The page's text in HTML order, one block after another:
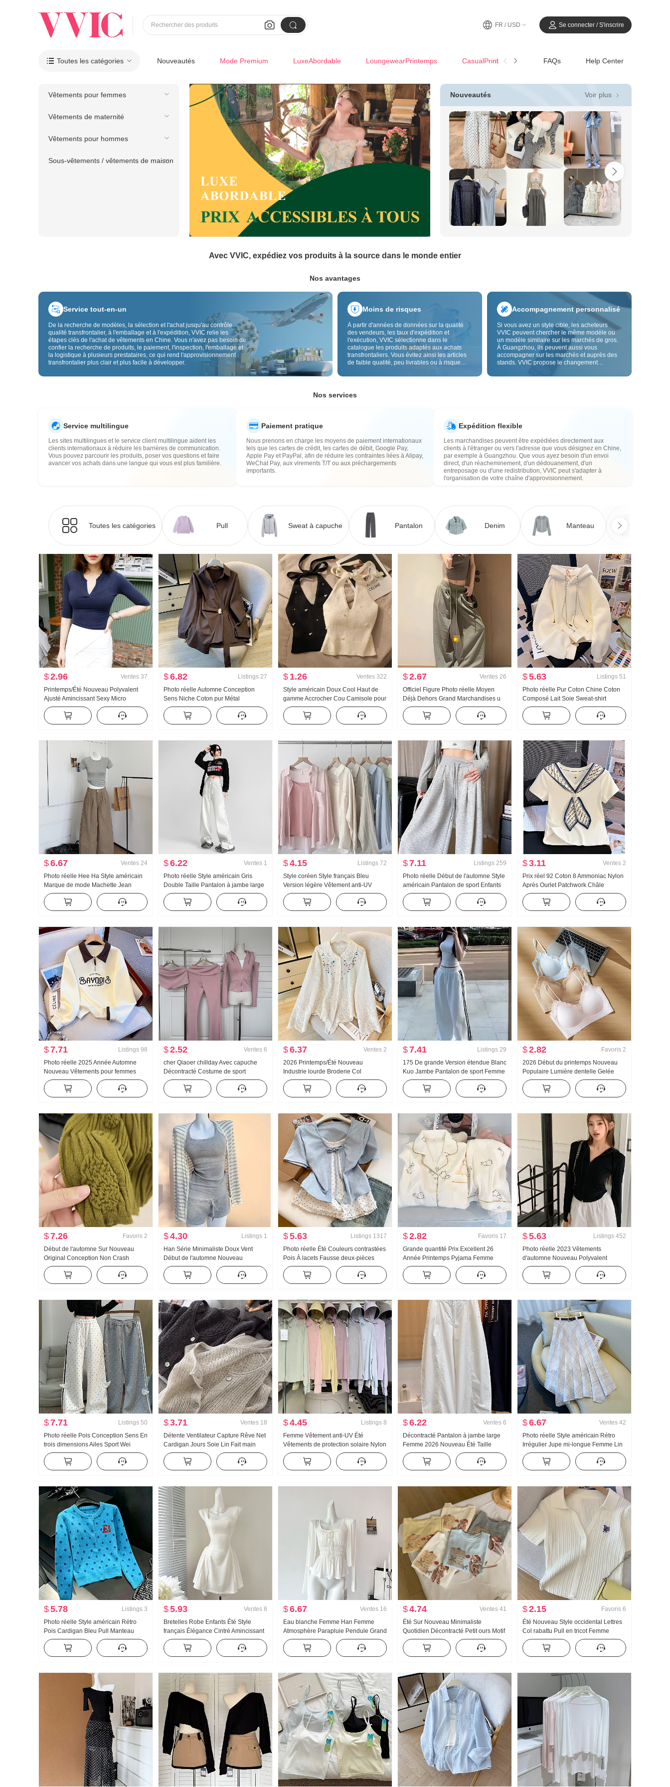
 
Rechercher des produits FR / USD Se connecter / S'inscrire
 Toutes les catégories Nouveautés Mode Premium LuxeAbordable LoungewearPrintemps CasualPrintemps-Été FAQs Help Center
Vêtements pour femmes
Vêtements de maternité
Vêtements pour hommes
Sous-vêtements / vêtements de maison
Nouveautés Voir plus 
Avec VVIC, expédiez vos produits à la source dans le monde entier
Nos avantages
Service tout-en-un
De la recherche de modèles, la sélection et l'achat jusqu'au contrôle
qualité transfrontalier, à l'emballage et à l'expédition, VVIC relie les
étapes clés de l'achat de vêtements en Chine. Vous n'avez pas besoin de
confier la recherche de produits, le paiement, l'inspection, l'emballage et
la logistique à plusieurs prestataires, ce qui rend l'approvisionnement
transfrontalier plus clair et plus facile à développer.
Moins de risques
À partir d'années de données sur la qualité
des vendeurs, les taux d'expédition et
l'exécution, VVIC sélectionne dans le
catalogue les produits adaptés aux achats
transfrontaliers. Vous évitez ainsi les articles
de faible qualité, peu livrables ou à risque
Le contrôle qualité transfrontalier et les
risques de qualité, douane et après-vente.
Accompagnement personnalisé
Si vous avez un style cible, les acheteurs
VVIC peuvent chercher le même modèle ou
un modèle similaire sur les marchés de gros.
À Guangzhou, ils peuvent aussi vous
accompagner sur les marchés et auprès des
stands. VVIC propose le changement
la personnalisation OEM par image ou
Nos services
Service multilingue
Les sites multilingues et le service client multilingue aident les
clients internationaux à réduire les barrières de communication.
Vous pouvez parcourir les produits, poser vos questions et faire
avancer vos achats dans une langue qui vous est plus familière.
Paiement pratique
Nous prenons en charge les moyens de paiement internationaux
tels que les cartes de crédit, les cartes de débit, Google Pay,
Apple Pay et PayPal, afin de réduire les contraintes liées à Alipay,
WeChat Pay, aux virements T/T ou aux préchargements
importants.
Expédition flexible
Les marchandises peuvent être expédiées directement aux
clients à l'étranger ou vers l'adresse que vous désignez en Chine,
par exemple à Guangzhou. Que vous ayez besoin d'un envoi
direct, d'un réacheminement, d'un dédouanement, d'un
entreposage ou d'une redistribution, VVIC peut s'adapter à
l'organisation de votre chaîne d'approvisionnement.
Toutes les catégories Pull Sweat à capuche Pantalon Denim Manteau
$2.96 Ventes 37
Printemps/Été Nouveau Polyvalent
Ajusté Amincissant Sexy Micro
Transparent Manches courtes T-shirt
de base Cinq points Manchon Col en
V T-shirt Stock disponible
$6.82 Listings 27
Photo réelle Automne Conception
Sens Niche Coton pur Métal
Décoration Cintré Amincissant Ample
Manches longues Chemise Top des
femmes
$ 1.26 Ventes 322
Style américain Doux Cool Haut de
gamme Accrocher Cou Camisole pour
femmes Été Port extérieur À l'intérieur
Match T-shirt de base Style pin-up
Tricoté Bandeau bustier Top
$2.67 Ventes 26
Officiel Figure Photo réelle Moyen
Déjà Dehors Grand Marchandises u
Collier Os de boeuf Boucle En forme
de I Débardeur Bretelles Kuo Jambe
Traîne Sport Pantalon long Ensemble
$5.63 Listings 51
Photo réelle Pur Coton Chine Coton
Composé Lait Soie Sweat-shirt
Femme Version légère 2025 Automne
Nouveau Avec capuche Manches
longues T-shirt Top
$6.67 Ventes 24
Photo réelle Hee Ha Style américain
Marque de mode Machette Jean
Ample Kuo Jambe Décontracté
Pantalon
$6.22 Ventes 1
Photo réelle Style américain Gris
Double Taille Pantalon à jambe large
Femme 2026 Automne Ample
Décontracté Taille haute Vertical Sens
Droit Pantalon de sport
$4.15 Listings 72
Style coréen Style français Bleu
Version légère Vêtement anti-UV
Manches longues Chemise Femme
Vêtements d'été Ample Décontracté
Détente Manches longues Unique
$7.11 Listings 259
Photo réelle Début de l'automne Style
américain Pantalon de sport Enfants
Gainant Taille haute Vertical Sens
Pantalon large Droit Ample
Décontracté Traîne Wei Pantalon
$3.11 Ventes 2
Prix réel 92 Coton 8 Ammoniac Nylon
Après Ourlet Patchwork Châle
Foulard en soie Ajusté Col en V
Manches courtes T-shirt Femme
$7.71 Listings 98
Photo réelle 2025 Année Automne
Nouveau Vêtements pour femmes
Sweat-shirt Réduction de l'âge Moitié
Fermeture éclair Mode Col polo
Décontracté Polyvalent Amincissant
$2.52 Ventes 6
cher Qiaoer chillday Avec capuche
Décontracté Costume de sport
Femme Printemps Épaules dénudées
Manteau Pantalon évasé Ensemble
trois pièces
$6.37 Ventes 2
2026 Printemps/Été Nouveau
Industrie lourde Broderie Col
Claudine Chemise pour femmes Style
français Rétro Protection solaire
Cardigan
$7.41 Listings 29
175 De grande Version étendue Blanc
Kuo Jambe Pantalon de sport Femme
Printemps et automne Nouveau
Polyvalent Rayures Décontracté
Traîne Pantalon
$2.82 Favoris 2
2026 Début du printemps Nouveau
Populaire Lumière dentelle Gelée
Colle Bande Corset À l'intérieur
Ceinture Poitrine Pad Amincissant
Gilet pour les femmes
$7.26 Favoris 2
Début de l'automne Sur Nouveau
Original Conception Non Crash
Chemise Industrie lourde Jacquard
Tricoté Top Femme Automne Nouveau
Amincissant
$4.30 Listings 1
Han Série Minimaliste Doux Vent
Début de l'automne Nouveau
Amincissant Chemise de protection
solaire Manches longues Camisole
Chaud et épicé Mini-jupe Ensemble
$5.63 Listings 1317
Photo réelle Été Couleurs contrastées
Pois À lacets Fausse deux-pièces
Manches courtes T-shirt Femme Été
Nouveau Style sucré Niche Top
$2.82 Favoris 17
Grande quantité Prix Excellent 26
Année Printemps Pyjama Femme
Nouveau Nuages Coton Manches
longues Petit Col rabattu Homewear
Ensemble Streaming en direct Élevé
$5.63 Listings 452
Photo réelle 2023 Vêtements
d'automne Nouveau Polyvalent
Jeunesse Sport Vent Ajusté
Amincissant Manches longues Avec
capuche Fermeture éclair Wei
$7.71 Listings 50
Photo réelle Pois Conception Sens En
trois dimensions Ailes Sport Wei
Pantalon Femme Nouveau Lumière
Asie Vent Ample Droit Amincissant
Pantalon décontracté
$3.71 Ventes 18
Détente Ventilateur Capture Rêve Net
Cardigan Jours Soie Lin Fait main
Choisissez Trou Ajouré Tricoté
Cardigan Femme Climatiseur
Chemise de protection solaire
$4.45 Listings 8
Femme Vêtement anti-UV Été
Vêtements de protection solaire Nylon
Version légère Glace Soie Respirant
Manteau Ample Grande taille Sweat à
capuche
$6.22 Ventes 6
Décontracté Pantalon à jambe large
Femme 2026 Nouveau Été Taille
haute Amincissant Grande taille Petite
taille Minimaliste Ample Neuf points
Machette Pantalon
$6.67 Ventes 42
Photo réelle Style américain Rétro
Irrégulier Jupe mi-longue Femme Lin
Robe mi-longue À carreaux Jupe
trapèze Irrégulier Queue de poisson
Pendule Jupe
$5.78 Listings 3
Photo réelle Style américain Rétro
Pois Cardigan Bleu Pull Manteau
pour les femmes Automne Nouveau
Détente Vent Pull en tricot Top ins
$5.93 Ventes 8
Bretelles Robe Enfants Été Style
français Élégance Cintré Amincissant
Robe débardeur Mini-jupe
$6.67 Ventes 16
Eau blanche Femme Han Femme
Atmosphère Parapluie Pendule Grand
u Collier Bretelles Deux Porter
Conception Sens Cardigan Femme
Été Amincissant Bretelles Top
$4.74 Ventes 41
Été Sur Nouveau Minimaliste
Quotidien Décontracté Petit ours Motif
Nœud papillon Ample Niche Manches
courtes T-shirt Style coréen Tricoté
Top
$2.15 Favoris 6
Été Nouveau Style occidental Lettres
Col rabattu Pull en tricot Femme
Conception Sens Ajusté Court Petite
chemise Pur Désir Vent Amincissant
Top